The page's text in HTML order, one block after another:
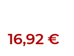
16,92 €